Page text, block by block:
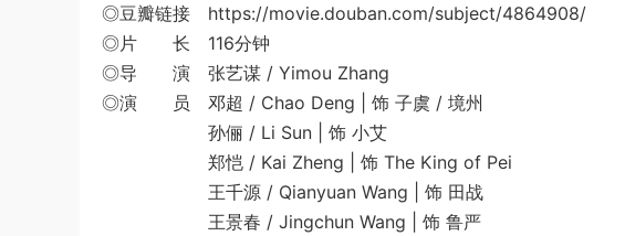
◎豆瓣链接 https://movie.douban.com/subject/4864908/
◎片 长 116分钟
◎导 演 张艺谋 / Yimou Zhang
◎演 员 邓超 / Chao Deng | 饰 子虞 / 境州
孙俪 / Li Sun | 饰 小艾
郑恺 / Kai Zheng | 饰 The King of Pei
王千源 / Qianyuan Wang | 饰 田战
王景春 / Jingchun Wang | 饰 鲁严